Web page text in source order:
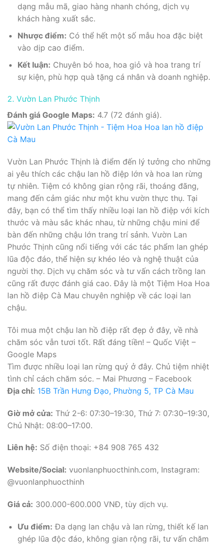
dạng mẫu mã, giao hàng nhanh chóng, dịch vụ
khách hàng xuất sắc.
Nhược điểm: Có thể hết một số mẫu hoa đặc biệt
vào dịp cao điểm.
Kết luận: Chuyên bó hoa, hoa giỏ và hoa trang trí
sự kiện, phù hợp quà tặng cá nhân và doanh nghiệp.
2. Vườn Lan Phước Thịnh
Đánh giá Google Maps: 4.7 (72 đánh giá).
Vườn Lan Phước Thịnh là điểm đến lý tưởng cho những
ai yêu thích các chậu lan hồ điệp lớn và hoa lan rừng
tự nhiên. Tiệm có không gian rộng rãi, thoáng đãng,
mang đến cảm giác như một khu vườn thực thụ. Tại
đây, bạn có thể tìm thấy nhiều loại lan hồ điệp với kích
thước và màu sắc khác nhau, từ những chậu mini để
bàn đến những chậu lớn trang trí sảnh. Vườn Lan
Phước Thịnh cũng nổi tiếng với các tác phẩm lan ghép
lũa độc đáo, thể hiện sự khéo léo và nghệ thuật của
người thợ. Dịch vụ chăm sóc và tư vấn cách trồng lan
cũng rất được đánh giá cao. Đây là một Tiệm Hoa Hoa
lan hồ điệp Cà Mau chuyên nghiệp về các loại lan
chậu.
Tôi mua một chậu lan hồ điệp rất đẹp ở đây, về nhà
chăm sóc vẫn tươi tốt. Rất đáng tiền! – Quốc Việt –
Google Maps
Tìm được nhiều loại lan rừng quý ở đây. Chủ tiệm nhiệt
tình chỉ cách chăm sóc. – Mai Phương – Facebook
Địa chỉ: 15B Trần Hưng Đạo, Phường 5, TP Cà Mau
Giờ mở cửa: Thứ 2-6: 07:30–19:30, Thứ 7: 07:30–19:30,
Chủ Nhật: 08:00–17:00.
Liên hệ: Số điện thoại: +84 908 765 432
Website/Social: vuonlanphuocthinh.com, Instagram:
@vuonlanphuocthinh
Giá cả: 300.000-600.000 VNĐ, tùy dịch vụ.
Ưu điểm: Đa dạng lan chậu và lan rừng, thiết kế lan
ghép lũa độc đáo, không gian rộng rãi, tư vấn chăm